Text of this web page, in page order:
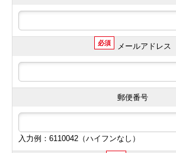
必須 メールアドレス
郵便番号
入力例：6110042（ハイフンなし）